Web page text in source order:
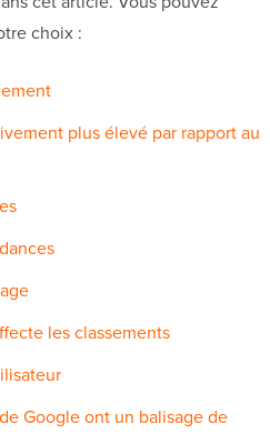
choix :
plus élevé par rapport au
les classements
Google ont un balisage de